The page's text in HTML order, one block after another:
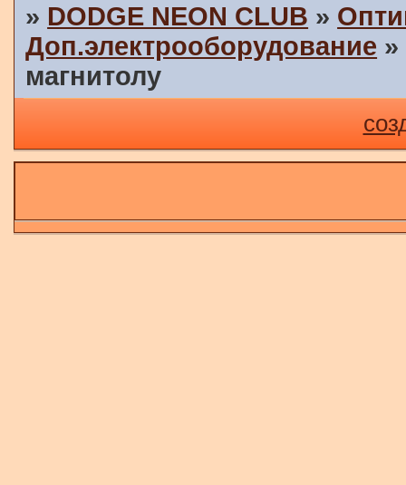
» DODGE NEON CLUB »
Доп.электрооборудование »
магнитолу